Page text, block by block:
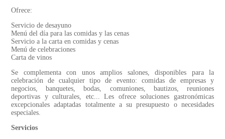
Ofrece:
Servicio de desayuno
Menú del día para las comidas y las cenas
Servicio a la carta en comidas y cenas
Menú de celebraciones
Carta de vinos
Se complementa con unos amplios salones, disponibles para la
celebración de cualquier tipo de evento: comidas de empresas y
negocios, banquetes, bodas, comuniones, bautizos, reuniones
deportivas y culturales, etc... Les ofrece soluciones gastronómicas
excepcionales adaptadas totalmente a su presupuesto o necesidades
especiales.
Servicios